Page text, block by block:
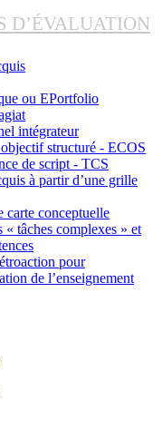
D’ÉVALUATION
ou EPortfolio
intégrateur
structuré - ECOS
de script - TCS
à partir d’une grille
carte conceptuelle
tâches complexes » et
pour
de l’enseignement